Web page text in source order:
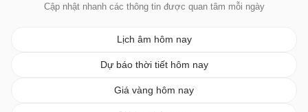
Cập nhật nhanh các thông tin được quan tâm mỗi ngày
Lịch âm hôm nay
Dự báo thời tiết hôm nay
Giá vàng hôm nay